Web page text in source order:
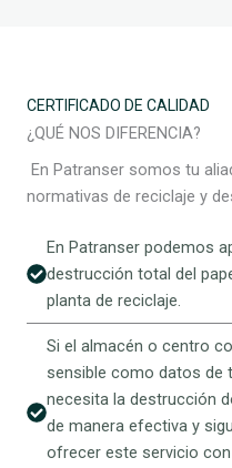
CERTIFICADO DE CALIDAD
¿QUÉ NOS DIFERENCIA?
En Patranser somos tu
normativas de reciclaje y
En Patranser podemos
destrucción total del
planta de reciclaje.
Si el almacén o centro
sensible como datos de
necesita la destrucción
de manera efectiva y
ofrecer este servicio